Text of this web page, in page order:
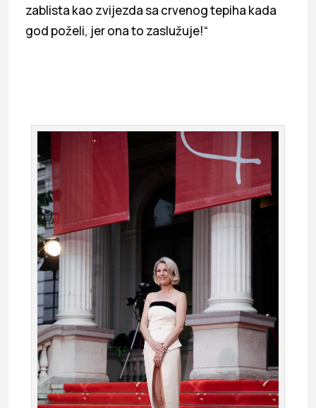
zablista kao zvijezda sa crvenog tepiha kada
god poželi, jer ona to zaslužuje!“